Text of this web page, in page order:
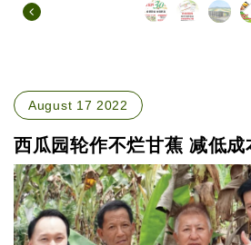
August 17 2022
西瓜园轮作不烂甘蕉 减低成